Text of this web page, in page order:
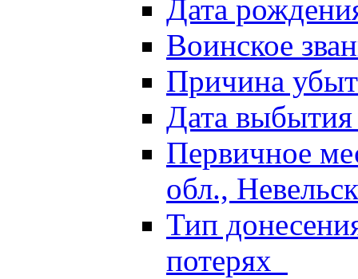
Дата
Воинское
Причина
Дата
Первичное
обл.,
Тип
потерях